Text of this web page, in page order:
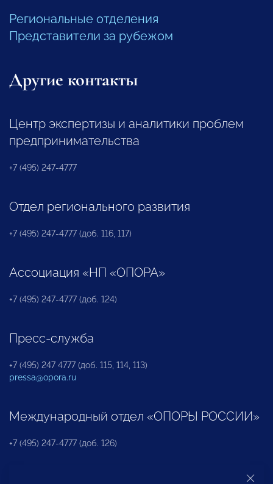
Региональные отделения
Представители за рубежом
Другие контакты
Центр экспертизы и аналитики проблем
предпринимательства
+7 (495) 247-4777
Отдел регионального развития
+7 (495) 247-4777 (доб. 116, 117)
Ассоциация «НП «ОПОРА»
+7 (495) 247-4777 (доб. 124)
Пресс-служба
+7 (495) 247 4777 (доб. 115, 114, 113)
pressa@opora.ru
Международный отдел «ОПОРЫ РОССИИ»
+7 (495) 247-4777 (доб. 126)